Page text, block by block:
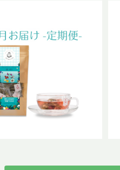
】麗-REIブレンド 普通サ
イズ
¥1,067
14%OFF
SOLD OUT